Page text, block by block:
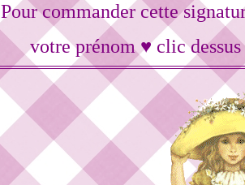
Pour commander cette
votre prénom ♥ clic dessus